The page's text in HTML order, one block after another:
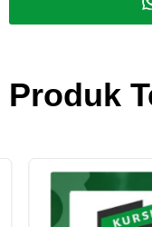
Produk